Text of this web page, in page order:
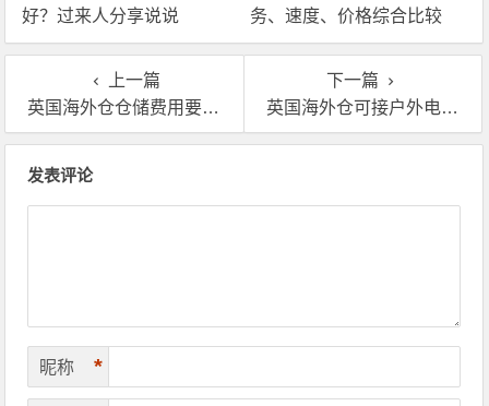
好？过来人分享说说
务、速度、价格综合比较
上一篇
英国海外仓仓储费用要多少？英国海外仓费用介绍
下一篇
英国海外仓可接户外电池储能电源一件代发
发表评论
昵称 *